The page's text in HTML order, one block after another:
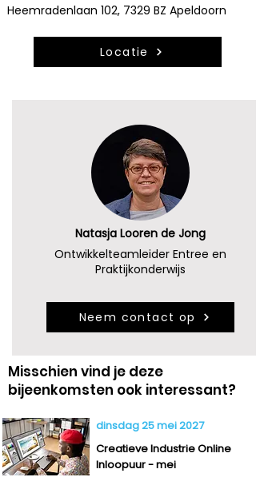
Heemradenlaan 102, 7329 BZ Apeldoorn
Locatie
Natasja Looren de Jong
Ontwikkelteamleider Entree en
Praktijkonderwijs
Neem contact op
Misschien vind je deze
bijeenkomsten ook interessant?
dinsdag 25 mei 2027
Creatieve Industrie Online
Inloopuur - mei